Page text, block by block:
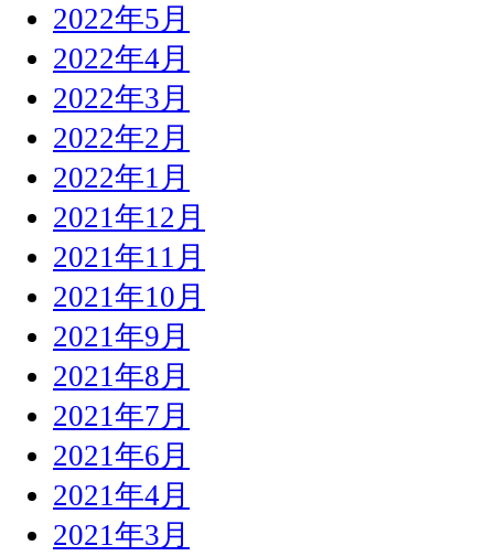
2022年5月
2022年4月
2022年3月
2022年2月
2022年1月
2021年12月
2021年11月
2021年10月
2021年9月
2021年8月
2021年7月
2021年6月
2021年4月
2021年3月